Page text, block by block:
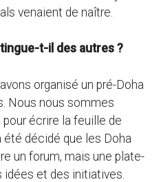
venaient de naître.
t-il des autres ?
organisé un pré-Doha
Nous nous sommes
écrire la feuille de
été décidé que les Doha
un forum, mais une plate-
idées et des initiatives.